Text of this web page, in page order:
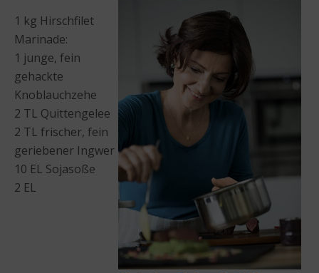
1 kg Hirschfilet
Marinade:
1 junge, fein
gehackte
Knoblauchzehe
2 TL Quittengelee
2 TL frischer, fein
geriebener Ingwer
10 EL Sojasoße
2 EL